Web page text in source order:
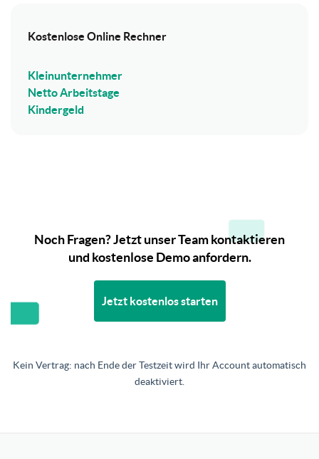
Kostenlose Online Rechner
Kleinunternehmer
Netto Arbeitstage
Kindergeld
Noch Fragen? Jetzt unser Team kontaktieren
und kostenlose Demo anfordern.
Jetzt kostenlos starten
Kein Vertrag: nach Ende der Testzeit wird Ihr Account automatisch
deaktiviert.